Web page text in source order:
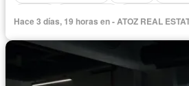
Caseta de vigilancia
Circuito
Cocina equipada
Estacionamiento
Recámara con closet
Sala
Hace 3 días, 19 horas en - ATOZ REAL